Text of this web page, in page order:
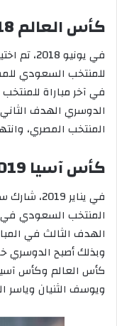
كأس العالم 2018
في يونيو
في آخر مباراة
الدوسري الهدف
المنتخب المصري،
كأس آسيا 2019
في يناير
وبذلك أصبح
كأس العالم وكأس
ويوسف الثنيان وياسر